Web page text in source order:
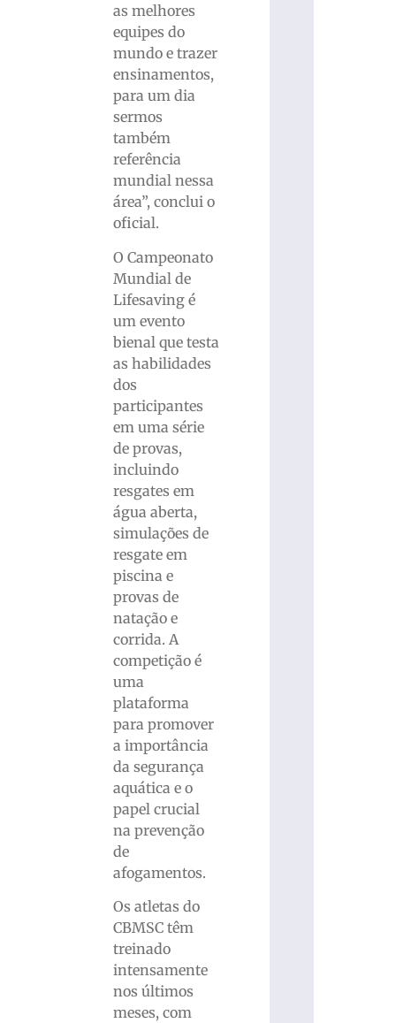
as melhores
equipes do
mundo e trazer
ensinamentos,
para um dia
sermos
também
referência
mundial nessa
área”, conclui o
oficial.
O Campeonato
Mundial de
Lifesaving é
um evento
bienal que testa
as habilidades
dos
participantes
em uma série
de provas,
incluindo
resgates em
água aberta,
simulações de
resgate em
piscina e
provas de
natação e
corrida. A
competição é
uma
plataforma
para promover
a importância
da segurança
aquática e o
papel crucial
na prevenção
de
afogamentos.
Os atletas do
CBMSC têm
treinado
intensamente
nos últimos
meses, com